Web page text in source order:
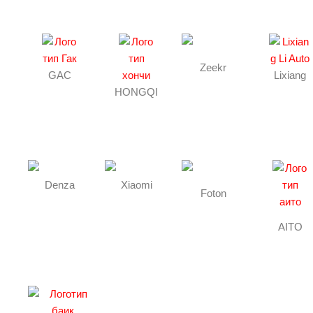
GAC
HONGQI
Zeekr
Lixiang
Denza Xiaomi
Foton
AITO